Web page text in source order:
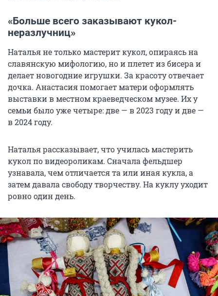
«Больше всего заказывают кукол-
неразлучниц»
Наталья не только мастерит кукол, опираясь на
славянскую мифологию, но и плетет из бисера и
делает новогодние игрушки. За красоту отвечает
дочка. Анастасия помогает матери оформлять
выставки в местном краеведческом музее. Их у
семьи было уже четыре: две — в 2023 году и две —
в 2024 году.
Наталья рассказывает, что училась мастерить
кукол по видеороликам. Сначала фельдшер
узнавала, чем отличается та или иная кукла, а
затем давала свободу творчеству. На куклу уходит
ровно один день.